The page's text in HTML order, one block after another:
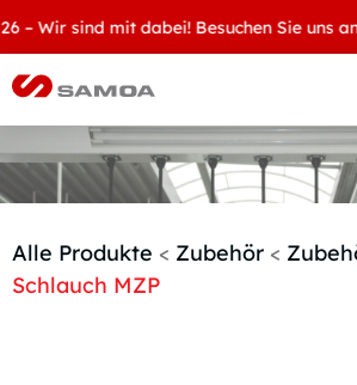
Wir sind mit dabei! Besuchen Sie uns an
Aktuelles
Kontakt
Handelspartner
Alle Produkte < Zubehör <
Schlauch MZP